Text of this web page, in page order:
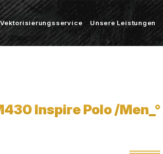
Vektorisierungsservice Unsere Leistungen
Inspire Polo /Men_°